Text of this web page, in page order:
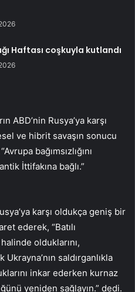
Haftası coşkuyla kutlandı
ABD’nin Rusya’ya karşı
ve hibrit savaşın sonucu
bağımsızlığını
İttifakına bağlı.”
karşı oldukça geniş bir
ederek, “Batılı
olduklarını,
saldırganlıkla
inkar ederken kurnaz
yeniden sağlayın.” dedi.